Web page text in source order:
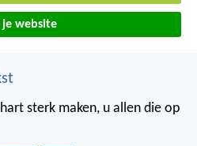
je website
sterk maken, u allen die op